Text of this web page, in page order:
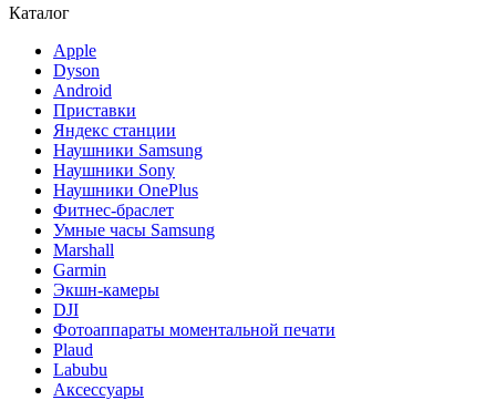
Каталог
Apple
Dyson
Android
Приставки
Яндекс станции
Наушники Samsung
Наушники Sony
Наушники OnePlus
Фитнес-браслет
Умные часы Samsung
Marshall
Garmin
Экшн-камеры
DJI
Фотоаппараты моментальной печати
Plaud
Labubu
Аксессуары